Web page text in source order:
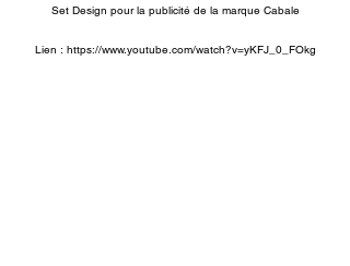
Set Design pour la publicité de la marque Cabale
Lien : https://www.youtube.com/watch?v=yKFJ_0_FOkg